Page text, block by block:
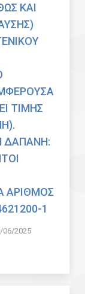
ΚΑΙ
ΤΙΜΗΣ
ΔΑΠΑΝΗ:
ΑΡΙΘΜΟΣ
1
06/2025